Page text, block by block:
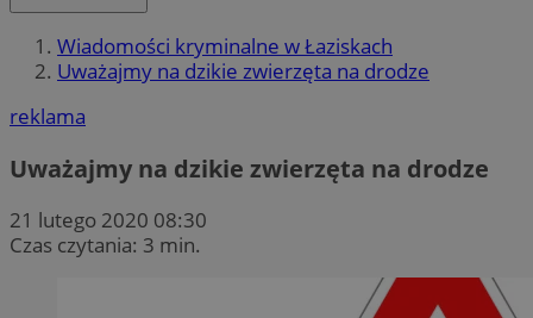
Wiadomości kryminalne w Łaziskach
Uważajmy na dzikie zwierzęta na drodze
reklama
Uważajmy na dzikie zwierzęta na drodze
21 lutego 2020 08:30
Czas czytania: 3 min.